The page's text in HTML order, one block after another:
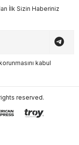
İlk Sizin Haberiniz
kabul
reserved.